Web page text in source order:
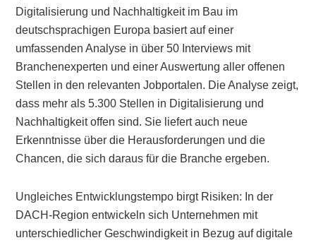
Digitalisierung und Nachhaltigkeit im Bau im
deutschsprachigen Europa basiert auf einer
umfassenden Analyse in über 50 Interviews mit
Branchenexperten und einer Auswertung aller offenen
Stellen in den relevanten Jobportalen. Die Analyse zeigt,
dass mehr als 5.300 Stellen in Digitalisierung und
Nachhaltigkeit offen sind. Sie liefert auch neue
Erkenntnisse über die Herausforderungen und die
Chancen, die sich daraus für die Branche ergeben.
Ungleiches Entwicklungstempo birgt Risiken: In der
DACH-Region entwickeln sich Unternehmen mit
unterschiedlicher Geschwindigkeit in Bezug auf digitale